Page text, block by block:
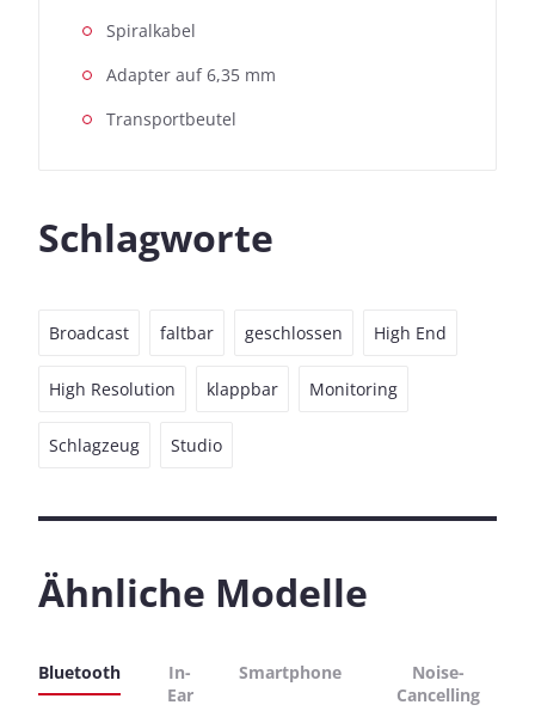
Spiralkabel
Adapter auf 6,35 mm
Transportbeutel
Schlagworte
Broadcast faltbar geschlossen High End
High Resolution klappbar Monitoring
Schlagzeug Studio
Ähnliche Modelle
Bluetooth
In-
Ear
Smartphone
Noise-
Cancelling